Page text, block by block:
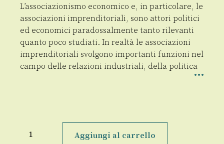
L’associazionismo economico e, in particolare, le
associazioni imprenditoriali, sono attori politici
ed economici paradossalmente tanto rilevanti
quanto poco studiati. In realtà le associazioni
imprenditoriali svolgono importanti funzioni nel
campo delle relazioni industriali, della politica
Imprenditori,
organizzazione Aggiungi al carrello